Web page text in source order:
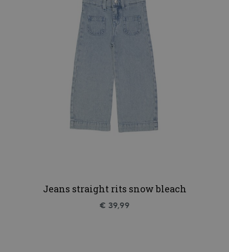
Jeans straight rits snow bleach
€ 39,99